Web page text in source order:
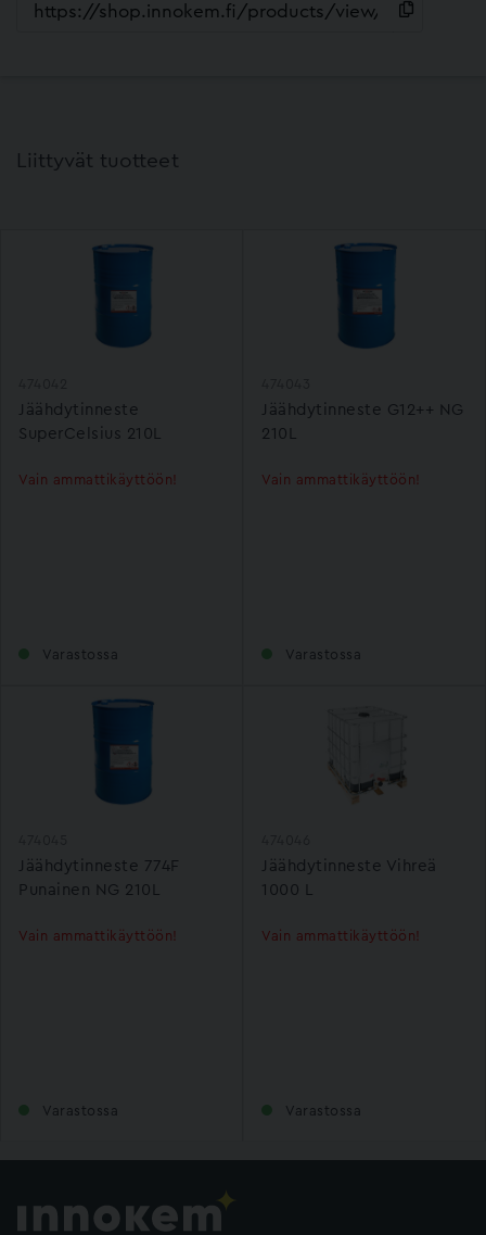
Liittyvät tuotteet
Jäähdytinneste
SuperCelsius 210L
Varastossa
Vain ammattikäyttöön!
Jäähdytinneste G12++ NG
210L
Varastossa
Vain ammattikäyttöön!
Jäähdytinneste 774F
Punainen NG 210L
Varastossa
Vain ammattikäyttöön!
Jäähdytinneste Vihreä
1000 L
Varastossa
Vain ammattikäyttöön!